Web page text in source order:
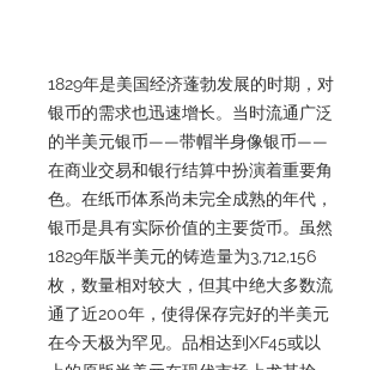
1829年是美国经济蓬勃发展的时期，对
银币的需求也迅速增长。当时流通广泛
的半美元银币——带帽半身像银币——
在商业交易和银行结算中扮演着重要角
色。在纸币体系尚未完全成熟的年代，
银币是具有实际价值的主要货币。虽然
1829年版半美元的铸造量为3,712,156
枚，数量相对较大，但其中绝大多数流
通了近200年，使得保存完好的半美元
在今天极为罕见。品相达到XF45或以